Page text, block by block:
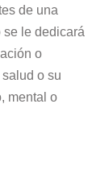
de una
le dedicará
o
o su
mental o